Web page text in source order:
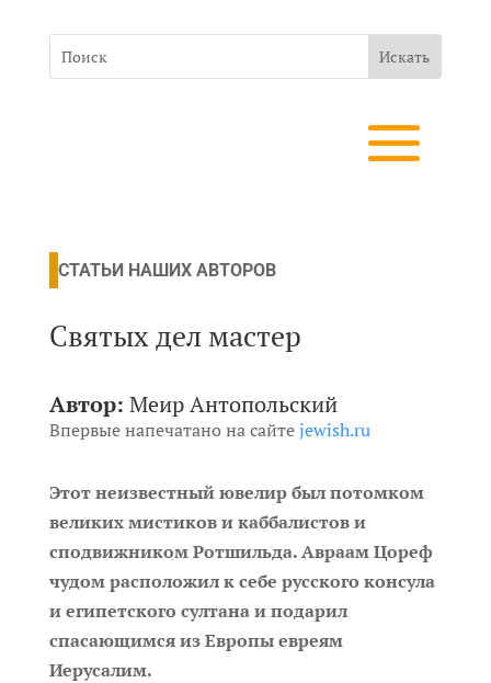
СТАТЬИ НАШИХ АВТОРОВ
Святых дел мастер
Автор: Меир Антопольский
Впервые напечатано на сайтеjewish.ru
Этот неизвестный ювелир был потомком
великих мистиков и каббалистов и
сподвижником Ротшильда. Авраам Цореф
чудом расположил к себе русского консула
и египетского султана и подарил
спасающимся из Европы евреям
Иерусалим.